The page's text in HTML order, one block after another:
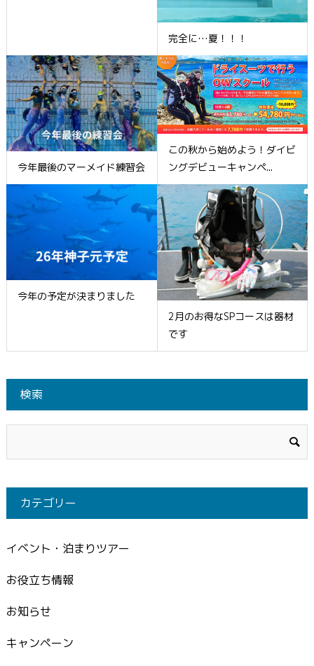
完全に…夏！！！
今年最後のマーメイド練習会
この秋から始めよう！ダイビ
ングデビューキャンペ...
今年の予定が決まりました
2月のお得なSPコースは器材
です
検索
カテゴリー
イベント・泊まりツアー
お役立ち情報
お知らせ
キャンペーン